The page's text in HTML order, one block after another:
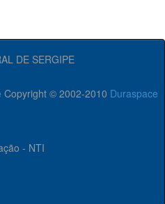
DE SERGIPE
Copyright © 2002-2010 Duraspace
- NTI